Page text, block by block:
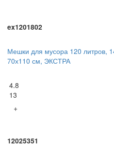
ex1201802
Мешки для мусора 120 литров,
70х110 см, ЭКСТРА
4.8
13
+
12025351